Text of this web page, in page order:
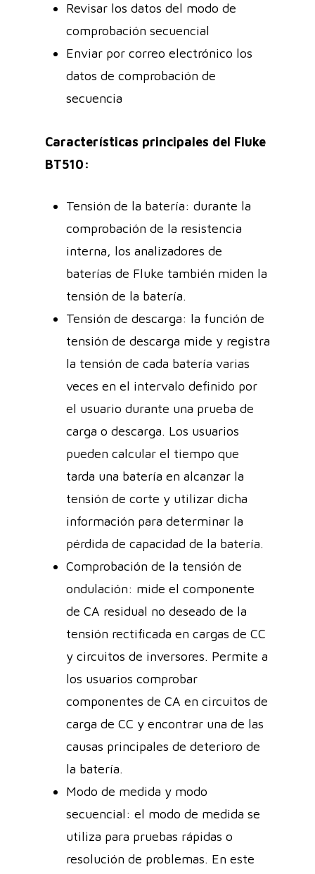
Revisar los datos del modo de
comprobación secuencial
Enviar por correo electrónico los
datos de comprobación de
secuencia
Características principales del Fluke
BT510:
Tensión de la batería: durante la
comprobación de la resistencia
interna, los analizadores de
baterías de Fluke también miden la
tensión de la batería.
Tensión de descarga: la función de
tensión de descarga mide y registra
la tensión de cada batería varias
veces en el intervalo definido por
el usuario durante una prueba de
carga o descarga. Los usuarios
pueden calcular el tiempo que
tarda una batería en alcanzar la
tensión de corte y utilizar dicha
información para determinar la
pérdida de capacidad de la batería.
Comprobación de la tensión de
ondulación: mide el componente
de CA residual no deseado de la
tensión rectificada en cargas de CC
y circuitos de inversores. Permite a
los usuarios comprobar
componentes de CA en circuitos de
carga de CC y encontrar una de las
causas principales de deterioro de
la batería.
Modo de medida y modo
secuencial: el modo de medida se
utiliza para pruebas rápidas o
resolución de problemas. En este